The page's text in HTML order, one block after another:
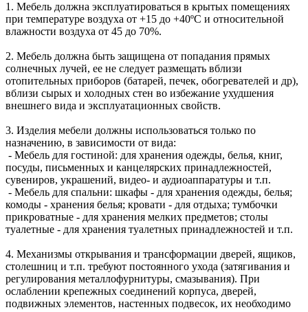
1. Мебель должна эксплуатироваться в крытых помещениях
при температуре воздуха от +15 до +40ºС и относительной
влажности воздуха от 45 до 70%.
2. Мебель должна быть защищена от попадания прямых
солнечных лучей, ее не следует размещать вблизи
отопительных приборов (батарей, печек, обогревателей и др),
вблизи сырых и холодных стен во избежание ухудшения
внешнего вида и эксплуатационных свойств.
3. Изделия мебели должны использоваться только по
назначению, в зависимости от вида:
- Мебель для гостиной: для хранения одежды, белья, книг,
посуды, письменных и канцелярских принадлежностей,
сувениров, украшений, видео- и аудиоаппаратуры и т.п.
- Мебель для спальни: шкафы - для хранения одежды, белья;
комоды - хранения белья; кровати - для отдыха; тумбочки
прикроватные - для хранения мелких предметов; столы
туалетные - для хранения туалетных принадлежностей и т.п.
4. Механизмы открывания и трансформации дверей, ящиков,
столешниц и т.п. требуют постоянного ухода (затягивания и
регулирования металлофурнитуры, смазывания). При
ослаблении крепежных соединений корпуса, дверей,
подвижных элементов, настенных подвесок, их необходимо